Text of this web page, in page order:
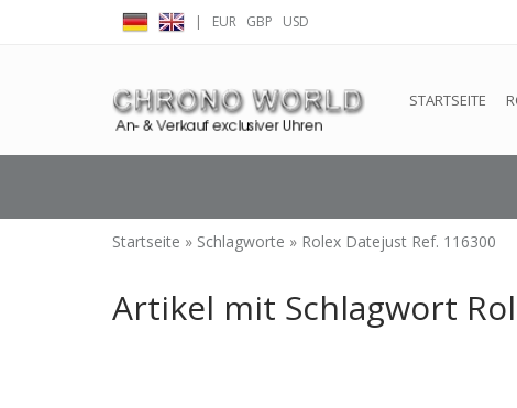
| EUR GBP USD
STARTSEITE
Startseite » Schlagworte » Rolex Datejust Ref. 116300
Artikel mit Schlagwort
← Zurück zum Backoffice Dieser Shop